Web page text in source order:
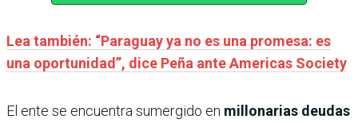
Lea también: “Paraguay ya no es una promesa: es
una oportunidad”, dice Peña ante Americas Society
El ente se encuentra sumergido en millonarias deudas